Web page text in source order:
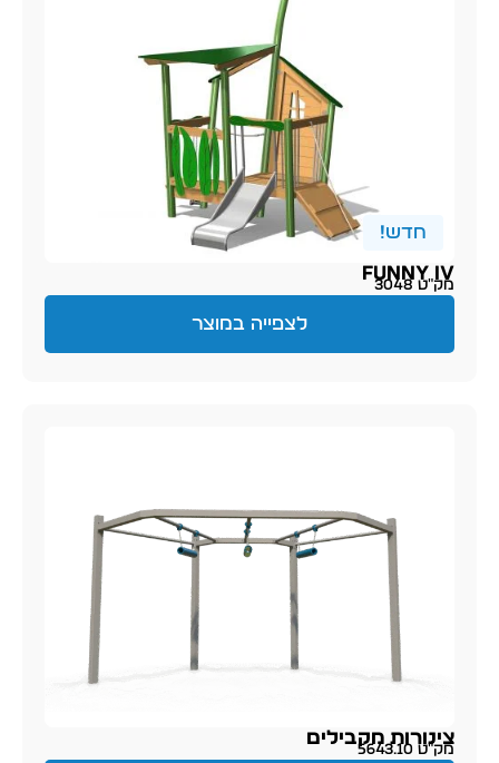
חדש!
FUNNY IV
מק״ט 3048
לצפייה במוצר
צינורות מקבילים
מק״ט 5643.10